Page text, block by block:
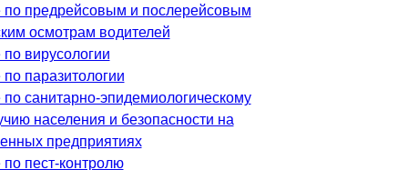
по предрейсовым и послерейсовым
осмотрам водителей
вирусологии
паразитологии
санитарно-эпидемиологическому
населения и безопасности на
предприятиях
пест-контролю